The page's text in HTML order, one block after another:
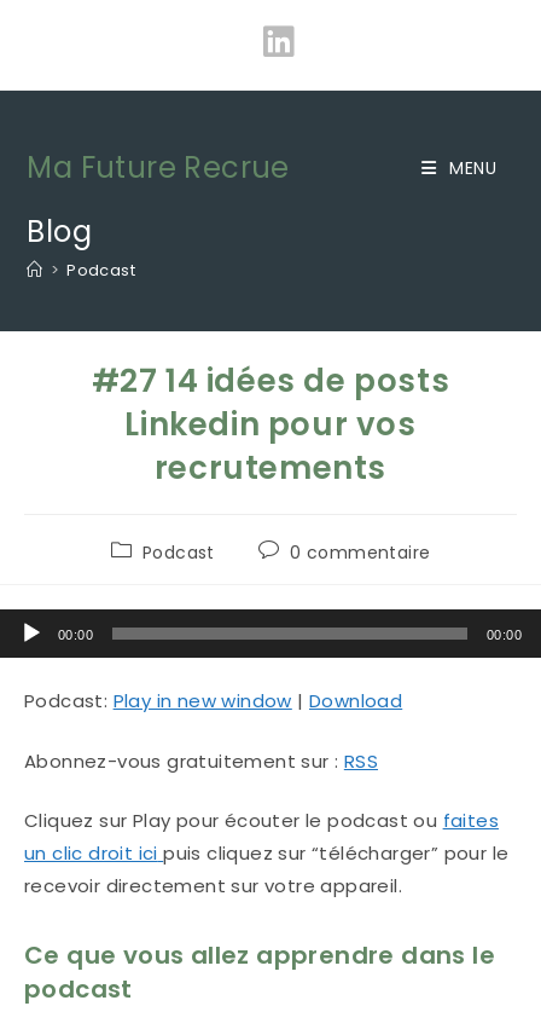
Ma Future Recrue MENU
Blog
> Podcast
#27 14 idées de posts
Linkedin pour vos
recrutements
PostPodcast
Commentaires
publication :
0 commentaire
Lecteur
audio
00:00 00:00
Podcast: Play in new window |Download
Abonnez-vous gratuitement sur : RSS
Cliquez sur Play pour écouter le podcast ou faites
un clic droit ici puis cliquez sur “télécharger” pour le
recevoir directement sur votre appareil.
Ce que vous allez apprendre dans le
podcast